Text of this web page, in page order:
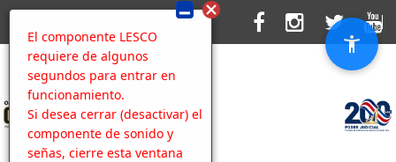
El componente LESCO
requiere de algunos
segundos para entrar en
funcionamiento.
Si desea cerrar (desactivar) el
componente de sonido y
señas, cierre esta ventana